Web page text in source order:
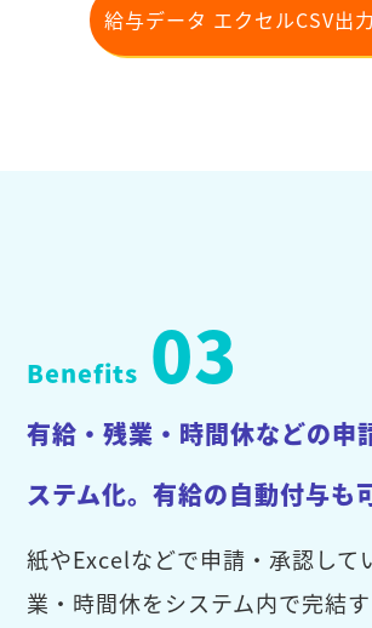
給与データ エクセルCSV出
Benefits 03
有給・残業・時間休などの申
ステム化。有給の自動付与も
紙やExcelなどで申請・承認して
業・時間休をシステム内で完結